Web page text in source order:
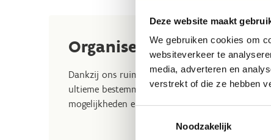
Deze website maakt
We gebruiken cookies om
websiteverkeer te
media, adverteren en
verstrekt of die ze hebben
Noodzakelijk
Organiseer een
Dankzij ons ruim aanbod aan accommodaties
ultieme bestemming voor jouw sportstage. Wij
mogelijkheden en werken een op maat